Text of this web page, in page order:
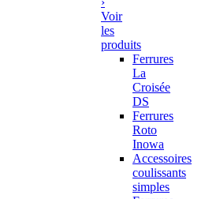
Voir
les
produits
Ferrures
La
Croisée
DS
Ferrures
Roto
Inowa
Accessoires
coulissants
simples